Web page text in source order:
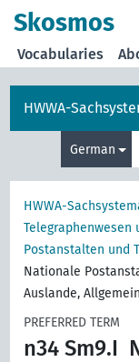
Skosmos
Vocabularies
HWWA-
German
HWWA-
Telegraphenwesen
Postanstalten und
Nationale
Auslande, Allgemein
PREFERRED TERM
n34 Sm9.I